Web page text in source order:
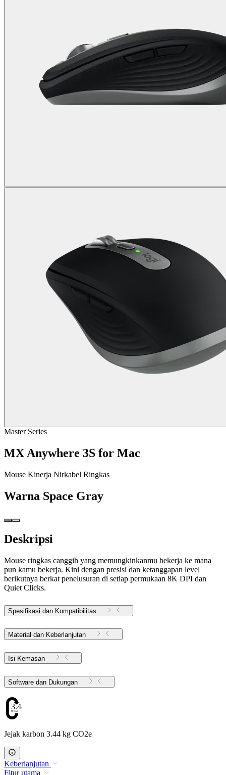
Master Series
MX Anywhere 3S for Mac
Mouse Kinerja Nirkabel Ringkas
Warna Space Gray
Deskripsi
Mouse ringkas canggih yang memungkinkanmu bekerja ke mana
pun kamu bekerja. Kini dengan presisi dan ketanggapan level
berikutnya berkat penelusuran di setiap permukaan 8K DPI dan
Quiet Clicks.
Spesifikasi dan Kompatibilitas
Material dan Keberlanjutan
Isi Kemasan
Software dan Dukungan
3.44
Jejak karbon 3.44 kg CO2e
Keberlanjutan
Fitur utama